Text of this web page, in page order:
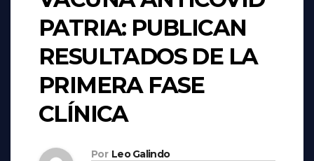
PATRIA: PUBLICAN
RESULTADOS DE LA
PRIMERA FASE
CLÍNICA
Por Leo Galindo